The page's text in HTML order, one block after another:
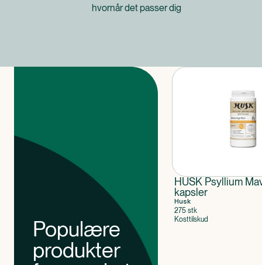
hvornår det passer dig
Populære
produkter
HUSK Psyllium
kapsler
Husk
275 stk
Kosttilskud